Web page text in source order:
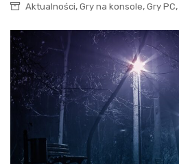
Aktualności, Gry na konsole, Gry PC,